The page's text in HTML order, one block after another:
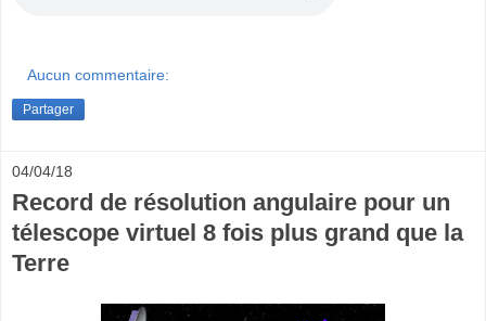
Aucun commentaire:
Partager
04/04/18
Record de résolution angulaire pour un
télescope virtuel 8 fois plus grand que la
Terre